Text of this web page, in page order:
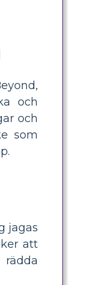
och
och
som
jagas
att